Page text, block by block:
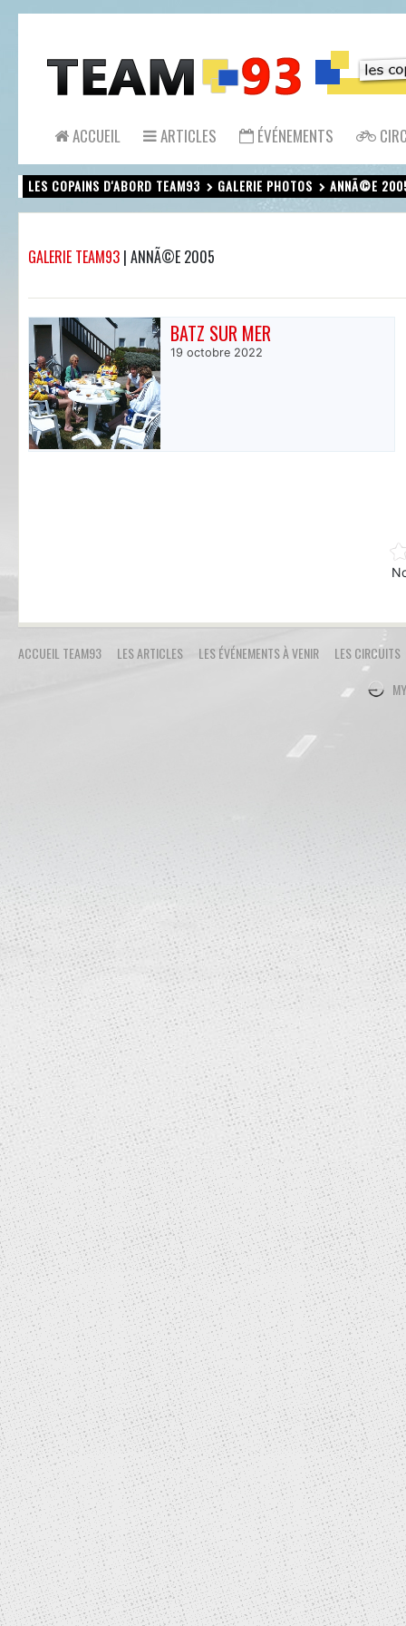
ACCUEIL ARTICLES ÉVÉNEMENTS
LES COPAINS D'ABORD TEAM93 GALERIE PHOTOS ANNÃ©E
GALERIE TEAM93 | ANNÃ©E 2005
BATZ SUR MER
19 octobre 2022
ACCUEIL TEAM93 LES ARTICLES LES ÉVÉNEMENTS À VENIR
LES CIRCUITS